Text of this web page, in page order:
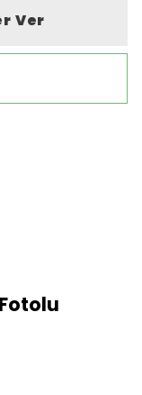
Ver